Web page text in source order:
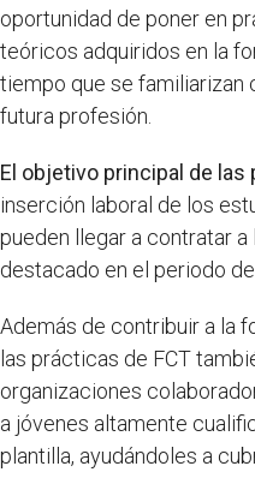
oportunidad de poner en
teóricos adquiridos en la
tiempo que se familiarizan
futura profesión.
El objetivo principal de las
inserción laboral de los
pueden llegar a contratar a
destacado en el periodo
Además de contribuir a la
las prácticas de FCT
organizaciones
a jóvenes altamente
plantilla, ayudándoles a